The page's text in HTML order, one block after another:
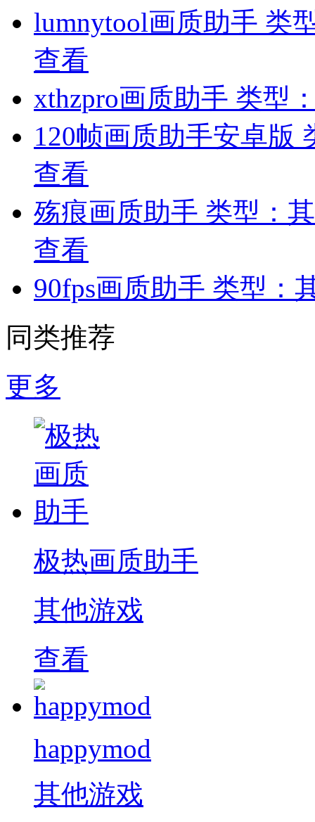
lumnytool画质助手 类
查看
xthzpro画质助手 类型
120帧画质助手安卓版
查看
殇痕画质助手 类型：
查看
90fps画质助手 类型：
同类推荐
更多
极热画质助手
其他游戏
查看
happymod
其他游戏